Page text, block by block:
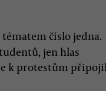
číslo jedna.
jen hlas
k protestům